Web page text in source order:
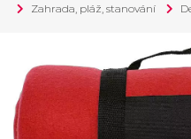
Zahrada, pláž, stanování